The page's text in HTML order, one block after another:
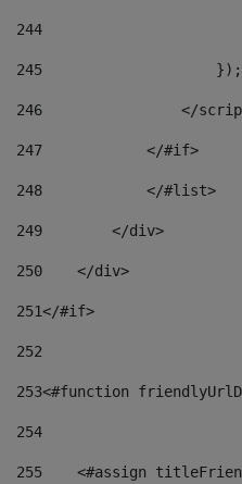
244
245
                    });
246
</
247
            </#if>
248
            </#list>
249
        </div>
250
    </div>
251</#if>
252
253<#function
254
255
<#assign